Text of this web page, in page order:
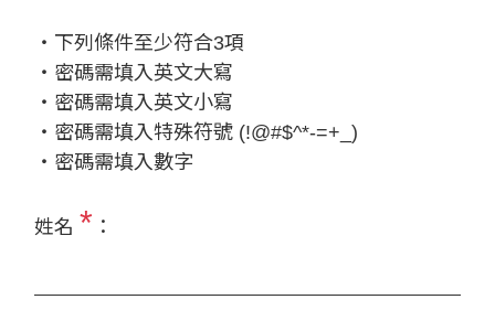
‧下列條件至少符合3項
‧密碼需填入英文大寫
‧密碼需填入英文小寫
‧密碼需填入特殊符號 (!@#$^*-=+_)
‧密碼需填入數字
姓名 * ：